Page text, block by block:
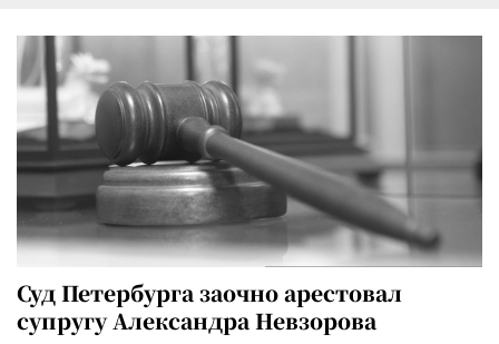
Суд Петербурга заочно арестовал
супругу Александра Невзорова